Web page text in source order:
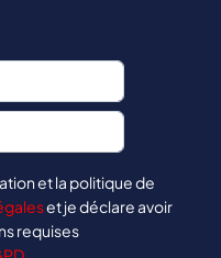
et la politique de
et je déclare avoir
requises